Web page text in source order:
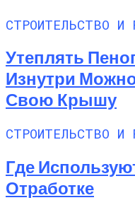
СТРОИТЕЛЬСТВО И
Утеплять
Изнутри
Свою Крышу
СТРОИТЕЛЬСТВО И
Где
Отработке